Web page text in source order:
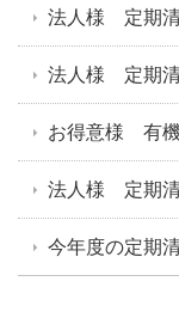
法人様 定期
法人様 定期
お得意様 有機
法人様 定期
今年度の定期